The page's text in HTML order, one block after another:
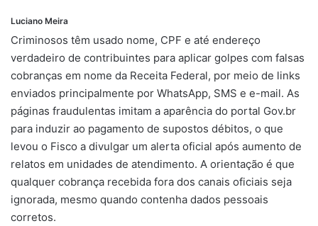
Luciano Meira
Criminosos têm usado nome, CPF e até endereço
verdadeiro de contribuintes para aplicar golpes com falsas
cobranças em nome da Receita Federal, por meio de links
enviados principalmente por WhatsApp, SMS e e-mail. As
páginas fraudulentas imitam a aparência do portal Gov.br
para induzir ao pagamento de supostos débitos, o que
levou o Fisco a divulgar um alerta oficial após aumento de
relatos em unidades de atendimento. A orientação é que
qualquer cobrança recebida fora dos canais oficiais seja
ignorada, mesmo quando contenha dados pessoais
corretos.